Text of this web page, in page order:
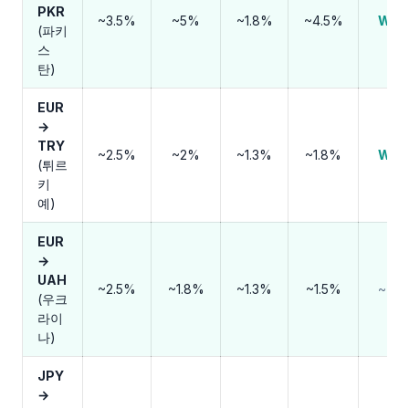
PKR
(파키
스
탄)
~3.5% ~5% ~1.8% ~4.5%
EUR
→
TRY
(튀르
키
예)
~2.5% ~2% ~1.3% ~1.8%
EUR
→
UAH
(우크
라이
나)
~2.5% ~1.8% ~1.3% ~1.5% ~비
JPY
→